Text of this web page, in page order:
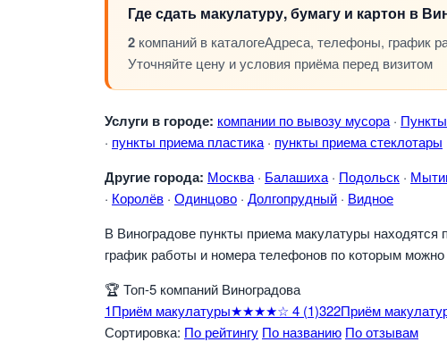
Где сдать макулатуру, бумагу и картон в
2 компаний в каталогеАдреса, телефоны, график
Уточняйте цену и условия приёма перед визитом
Услуги в городе: компании по вывозу мусора ·
· пункты приема пластика · пункты приема стеклотары
Другие города: Москва · Балашиха · Подольск ·
· Королёв · Одинцово · Долгопрудный · Видное
В Виноградове пункты приема макулатуры находятся
график работы и номера телефонов по которым можно
🏆 Топ-5 компаний Виноградова
1Приём макулатуры★★★★☆ 4 (1)322Приём
Сортировка: По рейтингу По названию По отзывам